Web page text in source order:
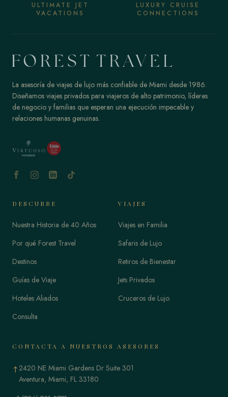
ULTIMATE JET
VACATIONS
LUXURY CRUISE
CONNECTIONS
La asesoría de viajes de lujo más confiable de Miami desde 1986.
Diseñamos viajes privados para viajeros de alto patrimonio, líderes
de negocio y familias que esperan una ejecución impecable y
relaciones humanas genuinas.
DESCUBRE
Nuestra Historia de 40 Años
Por qué Forest Travel
Destinos
Guías de Viaje
Hoteles Aliados
Consulta
VIAJES
Viajes en Familia
Safaris de Lujo
Retiros de Bienestar
Jets Privados
Cruceros de Lujo
CONTACTA A NUESTROS ASESORES
↑2420 NE Miami Gardens Dr Suite 301
Aventura, Miami, FL 33180